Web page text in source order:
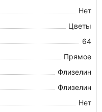
Нет
Цветы
64
Прямое
Флизелин
Флизелин
Нет